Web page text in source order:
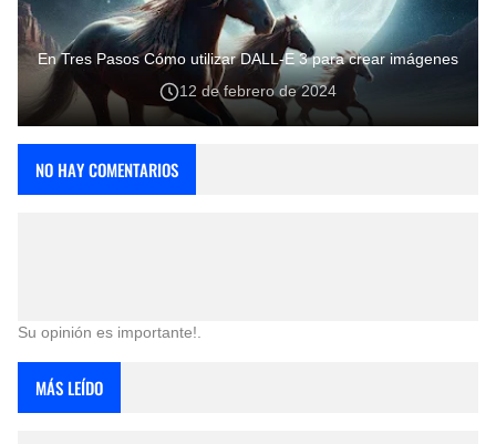
En Tres Pasos Cómo utilizar DALL-E 3 para crear imágenes
12 de febrero de 2024
NO HAY COMENTARIOS
Su opinión es importante!.
MÁS LEÍDO